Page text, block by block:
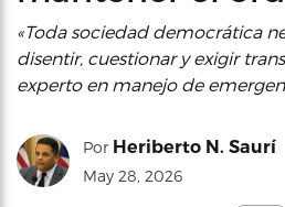
«Toda sociedad democrática
disentir, cuestionar y exigir
experto en manejo de
Por Heriberto N. Saurí
May 28, 2026